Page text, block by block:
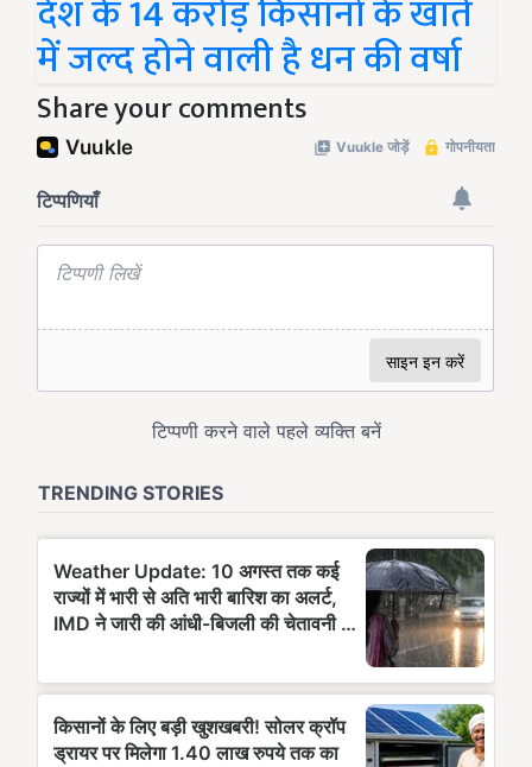
देश के 14 करोड़ किसानों के खाते
में जल्द होने वाली है धन की वर्षा
Share your comments